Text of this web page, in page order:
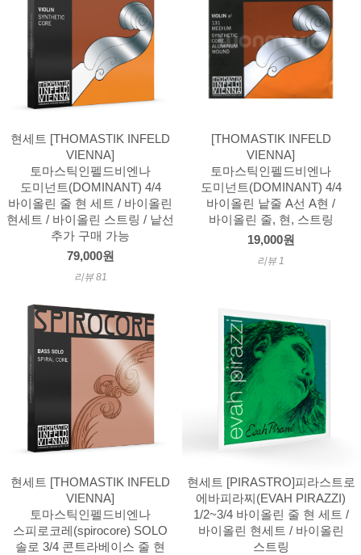
현세트 [THOMASTIK INFELD
VIENNA]
토마스틱인펠드비엔나
도미넌트(DOMINANT) 4/4
바이올린 줄 현 세트 / 바이올린
현세트 / 바이올린 스트링 / 낱선
추가 구매 가능
79,000원
리뷰 81
[THOMASTIK INFELD
VIENNA]
토마스틱인펠드비엔나
도미넌트(DOMINANT) 4/4
바이올린 낱줄 A선 A현 /
바이올린 줄, 현, 스트링
19,000원
리뷰 1
현세트 [THOMASTIK INFELD
VIENNA]
토마스틱인펠드비엔나
스피로코레(spirocore) SOLO
솔로 3/4 콘트라베이스 줄 현
현세트 [PIRASTRO]피라스트로
에바피라찌(EVAH PIRAZZI)
1/2~3/4 바이올린 줄 현 세트 /
바이올린 현세트 / 바이올린
스트링